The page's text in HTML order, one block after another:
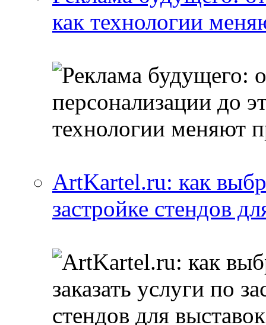
как технологии
ArtKartel.ru: как
застройке стендов